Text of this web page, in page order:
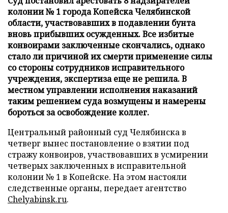
колонии № 1 города Копейска Челябинской
области, участвовавших в подавлении бунта
вновь прибывших осужденных. Все избитые
конвоирами заключенные скончались, однако
стало ли причиной их смерти применение силы
со стороны сотрудников исправительного
учреждения, экспертиза еще не решила. В
местном управлении исполнения наказаний
таким решением суда возмущены и намерены
бороться за освобождение коллег.
Центральный районный суд Челябинска в
четверг вынес постановление о взятии под
стражу конвоиров, участвовавших в усмирении
четверых заключенных в исправительной
колонии № 1 в Копейске. На этом настояли
следственные органы, передает агентство
Chelyabinsk.ru.